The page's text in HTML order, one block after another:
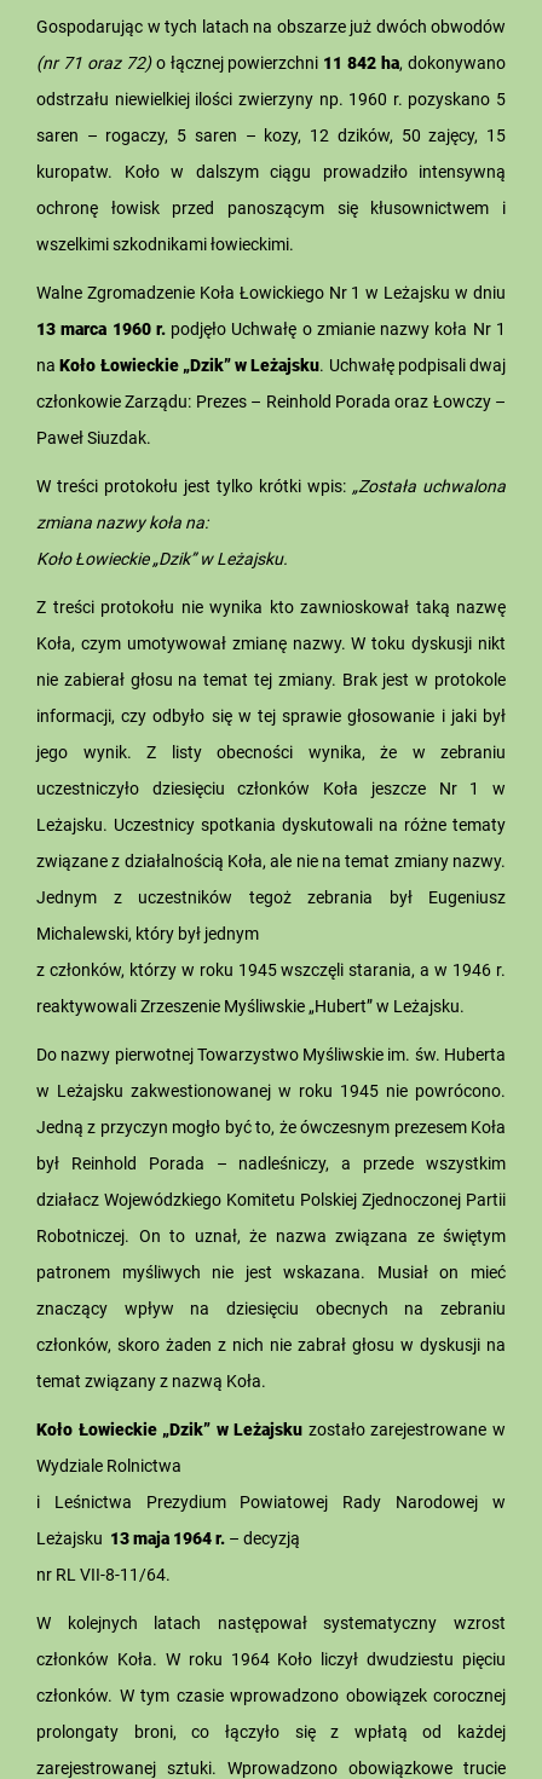
Gospodarując w tych latach na obszarze już dwóch obwodów
(nr 71 oraz 72)o łącznej powierzchni 11 842 ha, dokonywano
odstrzału niewielkiej ilości zwierzyny np. 1960 r. pozyskano 5
saren – rogaczy, 5 saren – kozy, 12 dzików, 50 zajęcy, 15
kuropatw. Koło w dalszym ciągu prowadziło intensywną
ochronę łowisk przed panoszącym się kłusownictwem i
wszelkimi szkodnikami łowieckimi.
Walne Zgromadzenie Koła Łowickiego Nr 1 w Leżajsku w dniu
13 marca 1960 r.podjęło Uchwałę o zmianie nazwy koła Nr 1
naKoło Łowieckie „Dzik” w Leżajsku. Uchwałę podpisali dwaj
członkowie Zarządu: Prezes – Reinhold Porada oraz Łowczy –
Paweł Siuzdak.
W treści protokołu jest tylko krótki wpis: „Została uchwalona
zmiana nazwy koła na:
Koło Łowieckie „Dzik” w Leżajsku.
Z treści protokołu nie wynika kto zawnioskował taką nazwę
Koła, czym umotywował zmianę nazwy. W toku dyskusji nikt
nie zabierał głosu na temat tej zmiany. Brak jest w protokole
informacji, czy odbyło się w tej sprawie głosowanie i jaki był
jego wynik. Z listy obecności wynika, że w zebraniu
uczestniczyło dziesięciu członków Koła jeszcze Nr 1 w
Leżajsku. Uczestnicy spotkania dyskutowali na różne tematy
związane z działalnością Koła, ale nie na temat zmiany nazwy.
Jednym z uczestników tegoż zebrania był Eugeniusz
Michalewski, który był jednym
z członków, którzy w roku 1945 wszczęli starania, a w 1946 r.
reaktywowali Zrzeszenie Myśliwskie „Hubert” w Leżajsku.
Do nazwy pierwotnej Towarzystwo Myśliwskie im. św. Huberta
w Leżajsku zakwestionowanej w roku 1945 nie powrócono.
Jedną z przyczyn mogło być to, że ówczesnym prezesem Koła
był Reinhold Porada – nadleśniczy, a przede wszystkim
działacz Wojewódzkiego Komitetu Polskiej Zjednoczonej Partii
Robotniczej. On to uznał, że nazwa związana ze świętym
patronem myśliwych nie jest wskazana. Musiał on mieć
znaczący wpływ na dziesięciu obecnych na zebraniu
członków, skoro żaden z nich nie zabrał głosu w dyskusji na
temat związany z nazwą Koła.
Koło Łowieckie „Dzik” w Leżajsku zostało zarejestrowane w
Wydziale Rolnictwa
i Leśnictwa Prezydium Powiatowej Rady Narodowej w
Leżajsku 13 maja 1964 r. – decyzją
nr RL VII-8-11/64.
W kolejnych latach następował systematyczny wzrost
członków Koła. W roku 1964 Koło liczył dwudziestu pięciu
członków. W tym czasie wprowadzono obowiązek corocznej
prolongaty broni, co łączyło się z wpłatą od każdej
zarejestrowanej sztuki. Wprowadzono obowiązkowe trucie